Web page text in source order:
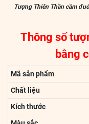
Tượng Thiên Thần cầm
Thông số
bằng
Mã sản phẩm
Chất liệu
Kích thước